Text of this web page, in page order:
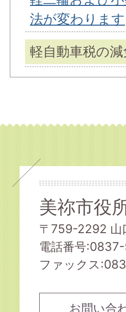
法が変わります
軽自動車税の
美祢市役
〒759-2292 山
電話番号
ファックス
お問い合